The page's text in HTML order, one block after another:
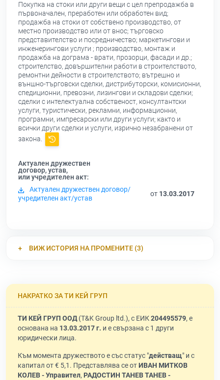
Покупка на стоки или други вещи с цел препродажба в
първоначален, преработен или обработен вид;
продажба на стоки от собствено производство, от
местно производство или от внос; търговско
представителство и посредничество; маркетингови и
инженерингови услуги ; производство, монтаж и
продажба на дограма - врати, прозорци, фасади и др.;
строителство, довършителни работи в строителството,
ремонтни дейности в строителството; вътрешно и
външно-търговски сделки, дистрибуторски, комисионни,
спедиционни, превозни, лизингови и складови сделки;
сделки с интелектуална собственост, консултантски
услуги, туристически, рекламни, информационни,
програмни, импресарски или други услуги; както и
всички други сделки и услуги, изрично незабранени от
закона.
Актуален дружествен
договор, устав,
или учредителен акт:
Актуален дружествен договор/
учредителен акт/устав
от 13.03.2017
ВИЖ ИСТОРИЯ НА ПРОМЕНИТЕ (3)
НАКРАТКО ЗА ТИ КЕЙ ГРУП
ТИ КЕЙ ГРУП ООД(T&K Group ltd.), с ЕИК204495579, е
основана на 13.03.2017 г. и е свързана с 1 други
юридически лица.
Към момента дружеството е със статус "действащ" и с
капитал от € 5,1. Представлява се отИВАН МИТКОВ
КОЛЕВ - Управител, РАДОСТИН ТАНЕВ ТАНЕВ -